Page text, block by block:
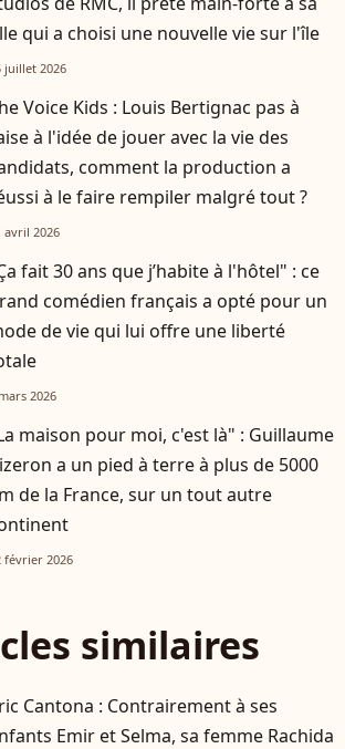
qui a choisi une nouvelle vie sur l'île
juillet 2026
Voice Kids : Louis Bertignac pas à
à l'idée de jouer avec la vie des
comment la production a
à le faire rempiler malgré tout ?
avril 2026
fait 30 ans que j’habite à l'hôtel" : ce
comédien français a opté pour un
de vie qui lui offre une liberté
2026
maison pour moi, c'est là" : Guillaume
a un pied à terre à plus de 5000
de la France, sur un tout autre
février 2026
similaires
Cantona : Contrairement à ses
Emir et Selma, sa femme Rachida